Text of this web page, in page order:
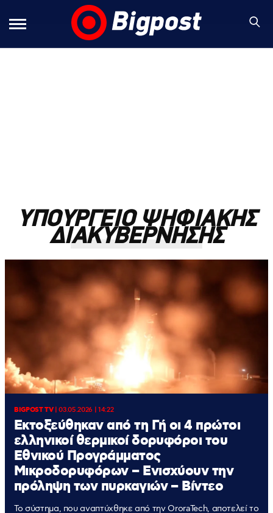
ΥΠΟΥΡΓΕΙΟ ΨΗΦΙΑΚΗΣ
ΔΙΑΚΥΒΕΡΝΗΣΗΣ
BIGPOST TV|03.05.2026 | 14:22
Εκτοξεύθηκαν από τη Γή οι 4 πρώτοι
ελληνικοί θερμικοί δορυφόροι του
Εθνικού Προγράμματος
Μικροδορυφόρων – Ενισχύουν την
πρόληψη των πυρκαγιών – Βίντεο
Το σύστημα, που αναπτύχθηκε από την OroraTech, αποτελεί το